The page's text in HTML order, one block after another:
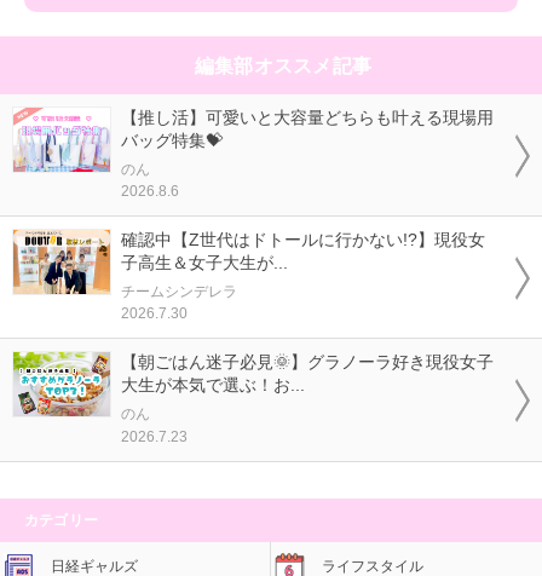
編集部オススメ記事
【推し活】可愛いと大容量どちらも叶える現場用
バッグ特集💝
のん
2026.8.6
確認中【Z世代はドトールに行かない!?】現役女
子高生＆女子大生が...
チームシンデレラ
2026.7.30
【朝ごはん迷子必見🌞】グラノーラ好き現役女子
大生が本気で選ぶ！お...
のん
2026.7.23
カテゴリー
日経ギャルズ ライフスタイル